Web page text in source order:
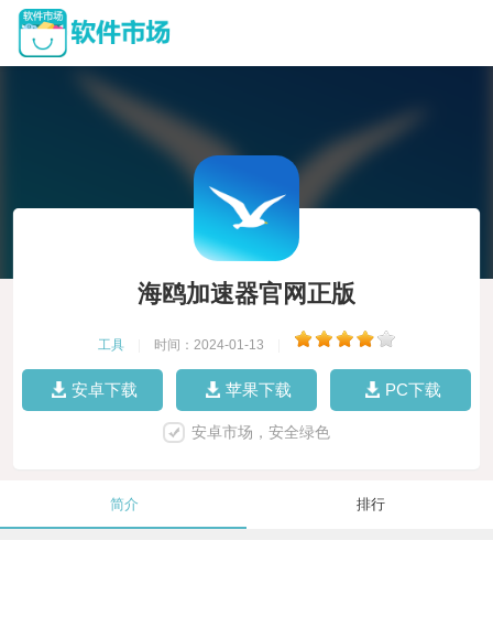
海鸥加速器官网正版
工具 时间：2024-01-13
安卓下载 苹果下载 PC下载
安卓市场，安全绿色
简介 排行